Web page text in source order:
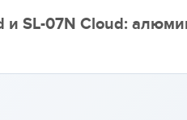
и SL-07N Cloud: